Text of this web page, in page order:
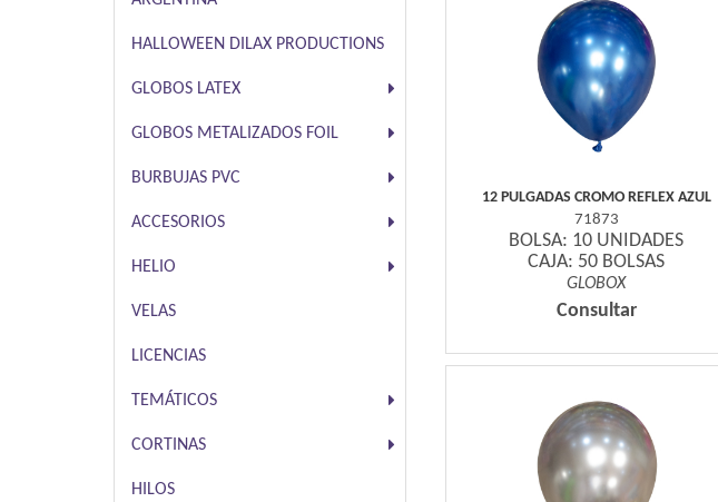
HALLOWEEN DILAX PRODUCTIONS
GLOBOS LATEX
GLOBOS METALIZADOS FOIL
BURBUJAS PVC
ACCESORIOS
HELIO
VELAS
LICENCIAS
TEMÁTICOS
CORTINAS
HILOS
12 PULGADAS CROMO REFLEX AZUL
71873
BOLSA: 10 UNIDADES
CAJA: 50 BOLSAS
GLOBOX
Consultar